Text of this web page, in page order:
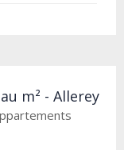
m² - Allerey